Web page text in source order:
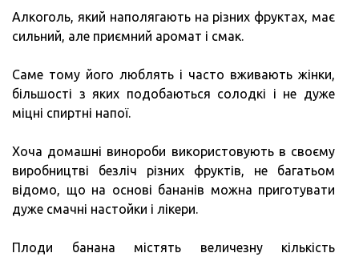
Алкоголь, який наполягають на різних фруктах, має
сильний, але приємний аромат і смак.
Саме тому його люблять і часто вживають жінки,
більшості з яких подобаються солодкі і не дуже
міцні спиртні напої.
Хоча домашні винороби використовують в своєму
виробництві безліч різних фруктів, не багатьом
відомо, що на основі бананів можна приготувати
дуже смачні настойки і лікери.
Плоди банана містять величезну кількість